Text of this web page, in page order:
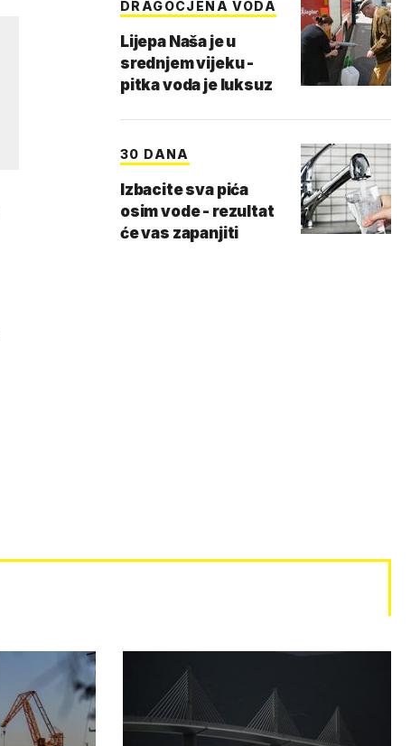
DRAGOCJENA VODA
Lijepa Naša je u
srednjem vijeku -
pitka voda je luksuz
30 DANA
Izbacite sva pića
osim vode - rezultat
će vas zapanjiti